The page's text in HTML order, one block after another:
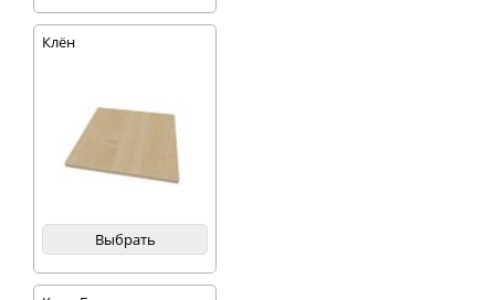
Клён
Выбрать